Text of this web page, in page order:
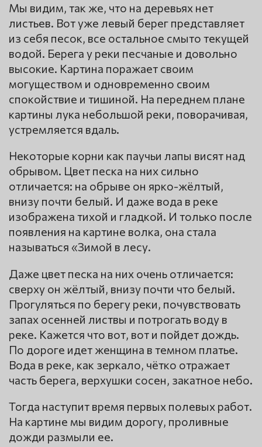
Мы видим, так же, что на деревьях нет
листьев. Вот уже левый берег представляет
из себя песок, все остальное смыто текущей
водой. Берега у реки песчаные и довольно
высокие. Картина поражает своим
могуществом и одновременно своим
спокойствие и тишиной. На переднем плане
картины лука небольшой реки, поворачивая,
устремляется вдаль.
Некоторые корни как паучьи лапы висят над
обрывом. Цвет песка на них сильно
отличается: на обрыве он ярко-жёлтый,
внизу почти белый. И даже вода в реке
изображена тихой и гладкой. И только после
появления на картине волка, она стала
называться «Зимой в лесу.
Даже цвет песка на них очень отличается:
сверху он жёлтый, внизу почти что белый.
Прогуляться по берегу реки, почувствовать
запах осенней листвы и потрогать воду в
реке. Кажется что вот, вот и пойдет дождь.
По дороге идет женщина в темном платье.
Вода в реке, как зеркало, чётко отражает
часть берега, верхушки сосен, закатное небо.
Тогда наступит время первых полевых работ.
На картине мы видим дорогу, проливные
дожди размыли ее.